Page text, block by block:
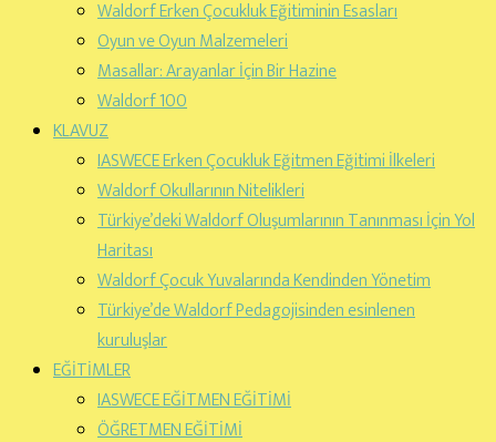
Waldorf Erken Çocukluk Eğitiminin Esasları
Oyun ve Oyun Malzemeleri
Masallar: Arayanlar İçin Bir Hazine
Waldorf 100
KLAVUZ
IASWECE Erken Çocukluk Eğitmen Eğitimi İlkeleri
Waldorf Okullarının Nitelikleri
Türkiye’deki Waldorf Oluşumlarının Tanınması İçin Yol
Haritası
Waldorf Çocuk Yuvalarında Kendinden Yönetim
Türkiye’de Waldorf Pedagojisinden esinlenen
kuruluşlar
EĞİTİMLER
IASWECE EĞİTMEN EĞİTİMİ
ÖĞRETMEN EĞİTİMİ